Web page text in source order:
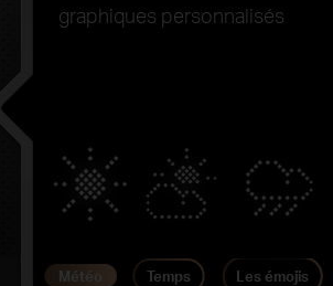
graphiques personnalisés
Météo Temps Les émojis